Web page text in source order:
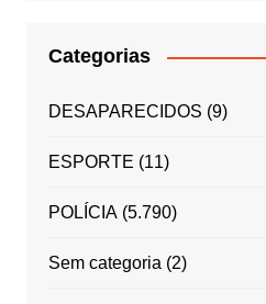
Categorias
DESAPARECIDOS (9)
ESPORTE (11)
POLÍCIA(5.790)
Sem categoria(2)